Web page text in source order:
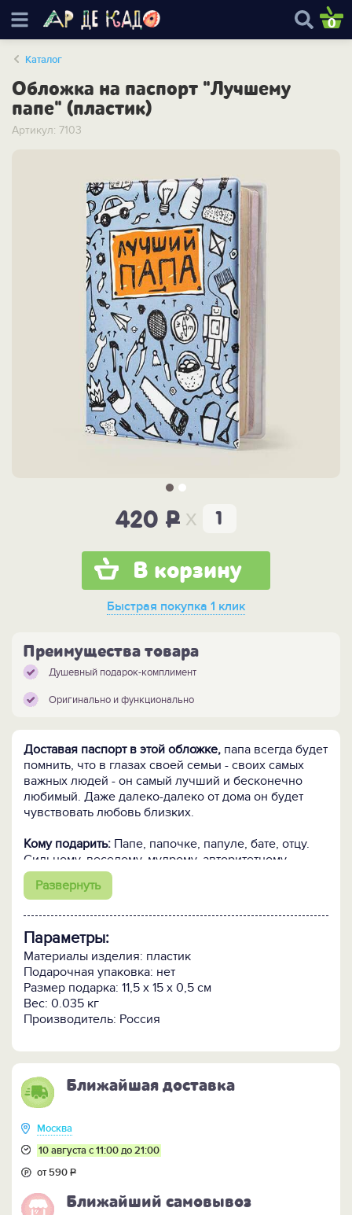
0
Каталог
Обложка на паспорт "Лучшему
папе" (пластик)
Артикул: 7103
420 P x
В корзину
Быстрая покупка 1 клик
Преимущества товара
Душевный подарок-комплимент
Оригинально и функционально
Доставая паспорт в этой обложке, папа всегда будет
помнить, что в глазах своей семьи - своих самых
важных людей - он самый лучший и бесконечно
любимый. Даже далеко-далеко от дома он будет
чувствовать любовь близких.
Кому подарить: Папе, папочке, папуле, бате, отцу.
Сильному, веселому, мудрому, авторитетному,
обожаемому, доброму, интересному,
замечательному, заботливому, единственному и
Развернуть
Параметры:
Материалы изделия: пластик
Подарочная упаковка: нет
Размер подарка: 11,5 х 15 х 0,5 см
Вес: 0.035 кг
Производитель: Россия
Ближайшая доставка
Москва
10 августа с 11:00 до 21:00
от 590Р
Ближайший самовывоз